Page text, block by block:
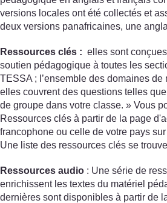
versions locales ont été collectés et
deux versions panafricaines, une
Ressources clés : elles sont
soutien pédagogique à toutes les
TESSA ; l’ensemble des domaines
elles couvrent des questions telles que
de groupe dans votre classe. » Vous
Ressources clés à partir de la page
francophone ou celle de votre pays
Une liste des ressources clés se
Ressources audio : Une série de
enrichissent les textes du matériel
dernières sont disponibles à partir de